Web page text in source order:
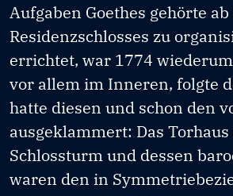
Aufgaben Goethes gehörte
Residenzschlosses zu
errichtet, war 1774
vor allem im Inneren, folgte
hatte diesen und schon den
ausgeklammert: Das
Schlossturm und dessen
waren den in